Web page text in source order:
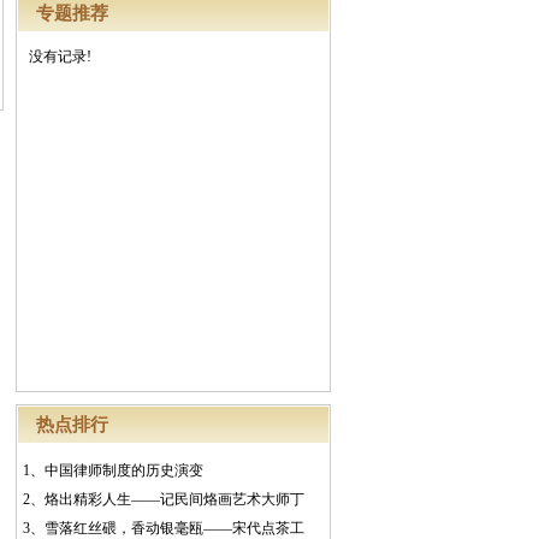
专题推荐
没有记录!
热点排行
1、 中国律师制度的历史演变
2、 烙出精彩人生——记民间烙画艺术大师丁
3、 雪落红丝碨，香动银毫瓯——宋代点茶工